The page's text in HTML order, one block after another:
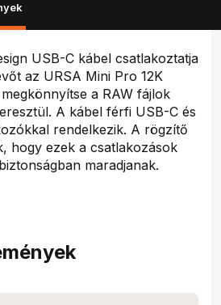
USB-C kábel csatlakoztatja
az URSA Mini Pro 12K
a RAW fájlok
A kábel férfi USB-C és
rendelkezik. A rögzítő
hogy ezek a csatlakozások
maradjanak.